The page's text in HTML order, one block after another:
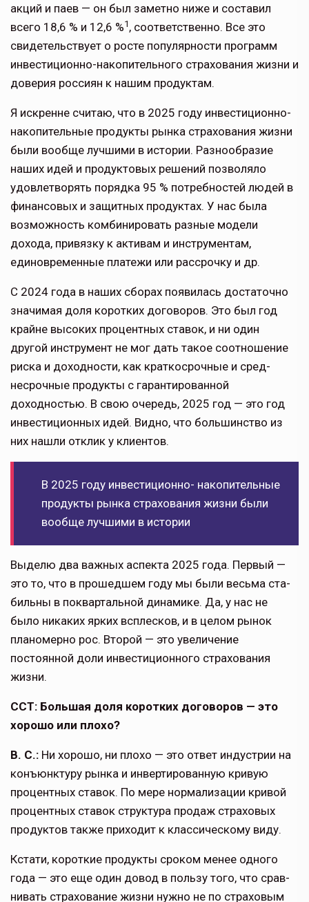
акций и паев — он был заметно ниже и составил
всего 18,6 % и 12,6 %1 , соот­ветственно. Все это
свидетельствует о росте популярности программ
инве­стиционно-накопительного страхова­ния жизни и
доверия россиян к нашим продуктам.
Я искренне считаю, что в 2025 году инвестиционно-
накопительные про­дукты рынка страхования жизни
были вообще лучшими в истории. Разно­образие
наших идей и продуктовых решений позволяло
удовлетворять порядка 95 % потребностей людей в
финансовых и защитных продуктах. У нас была
возможность комбиниро­вать разные модели
дохода, привязку к активам и инструментам,
единовре­менные платежи или рассрочку и др.
С 2024 года в наших сборах поя­вилась достаточно
значимая доля коротких договоров. Это был год
крайне высоких процентных ставок, и ни один
другой инструмент не мог дать такое соотношение
риска и до­ходности, как краткосрочные и сред­
несрочные продукты с гарантирован­ной
доходностью. В свою очередь, 2025 год — это год
инвестиционных идей. Видно, что большинство из
них нашли отклик у клиентов.
В 2025 году инвестиционно- накопительные
продукты рынка страхования жизни были
вообще лучшими в истории
Выделю два важных аспекта 2025 года. Первый —
это то, что в прошедшем году мы были весьма ста­
бильны в поквартальной динамике. Да, у нас не
было никаких ярких всплесков, и в целом рынок
плано­мерно рос. Второй — это увеличение
постоянной доли инвестиционного страхования
жизни.
ССТ: Большая доля коротких договоров — это
хорошо или плохо?
В. С.: Ни хорошо, ни плохо — это ответ индустрии на
конъюнктуру рынка и инвертированную кривую
процентных ставок. По мере нормализации кривой
процентных ставок структура продаж страховых
про­дуктов также приходит к классическому виду.
Кстати, короткие продукты сроком менее одного
года — это еще один довод в пользу того, что срав­
нивать страхование жизни нужно не по страховым